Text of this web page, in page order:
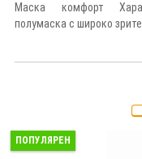
Маска комфорт
полумаска с широко
ПОПУЛЯРЕН